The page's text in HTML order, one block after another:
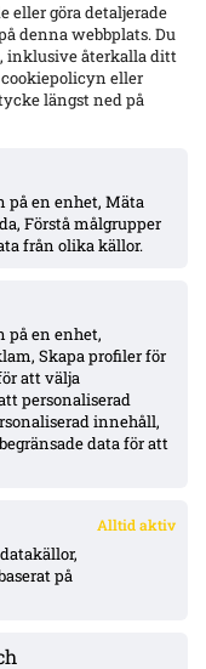
eller göra detaljerade
denna webbplats. Du
inklusive återkalla ditt
eller
längst ned på
en enhet, Mäta
Förstå målgrupper
från olika källor.
en enhet,
Skapa profiler för
att välja
personaliserad
innehåll,
data för att
Alltid aktiv
på
alla MFF:s 15 matcher –
– sänkt belastning;
med boll
eller Theodor Lundbergh –
avstängda; Malte Frejd
Hidalgo aktuell
– lån säsongen ut med